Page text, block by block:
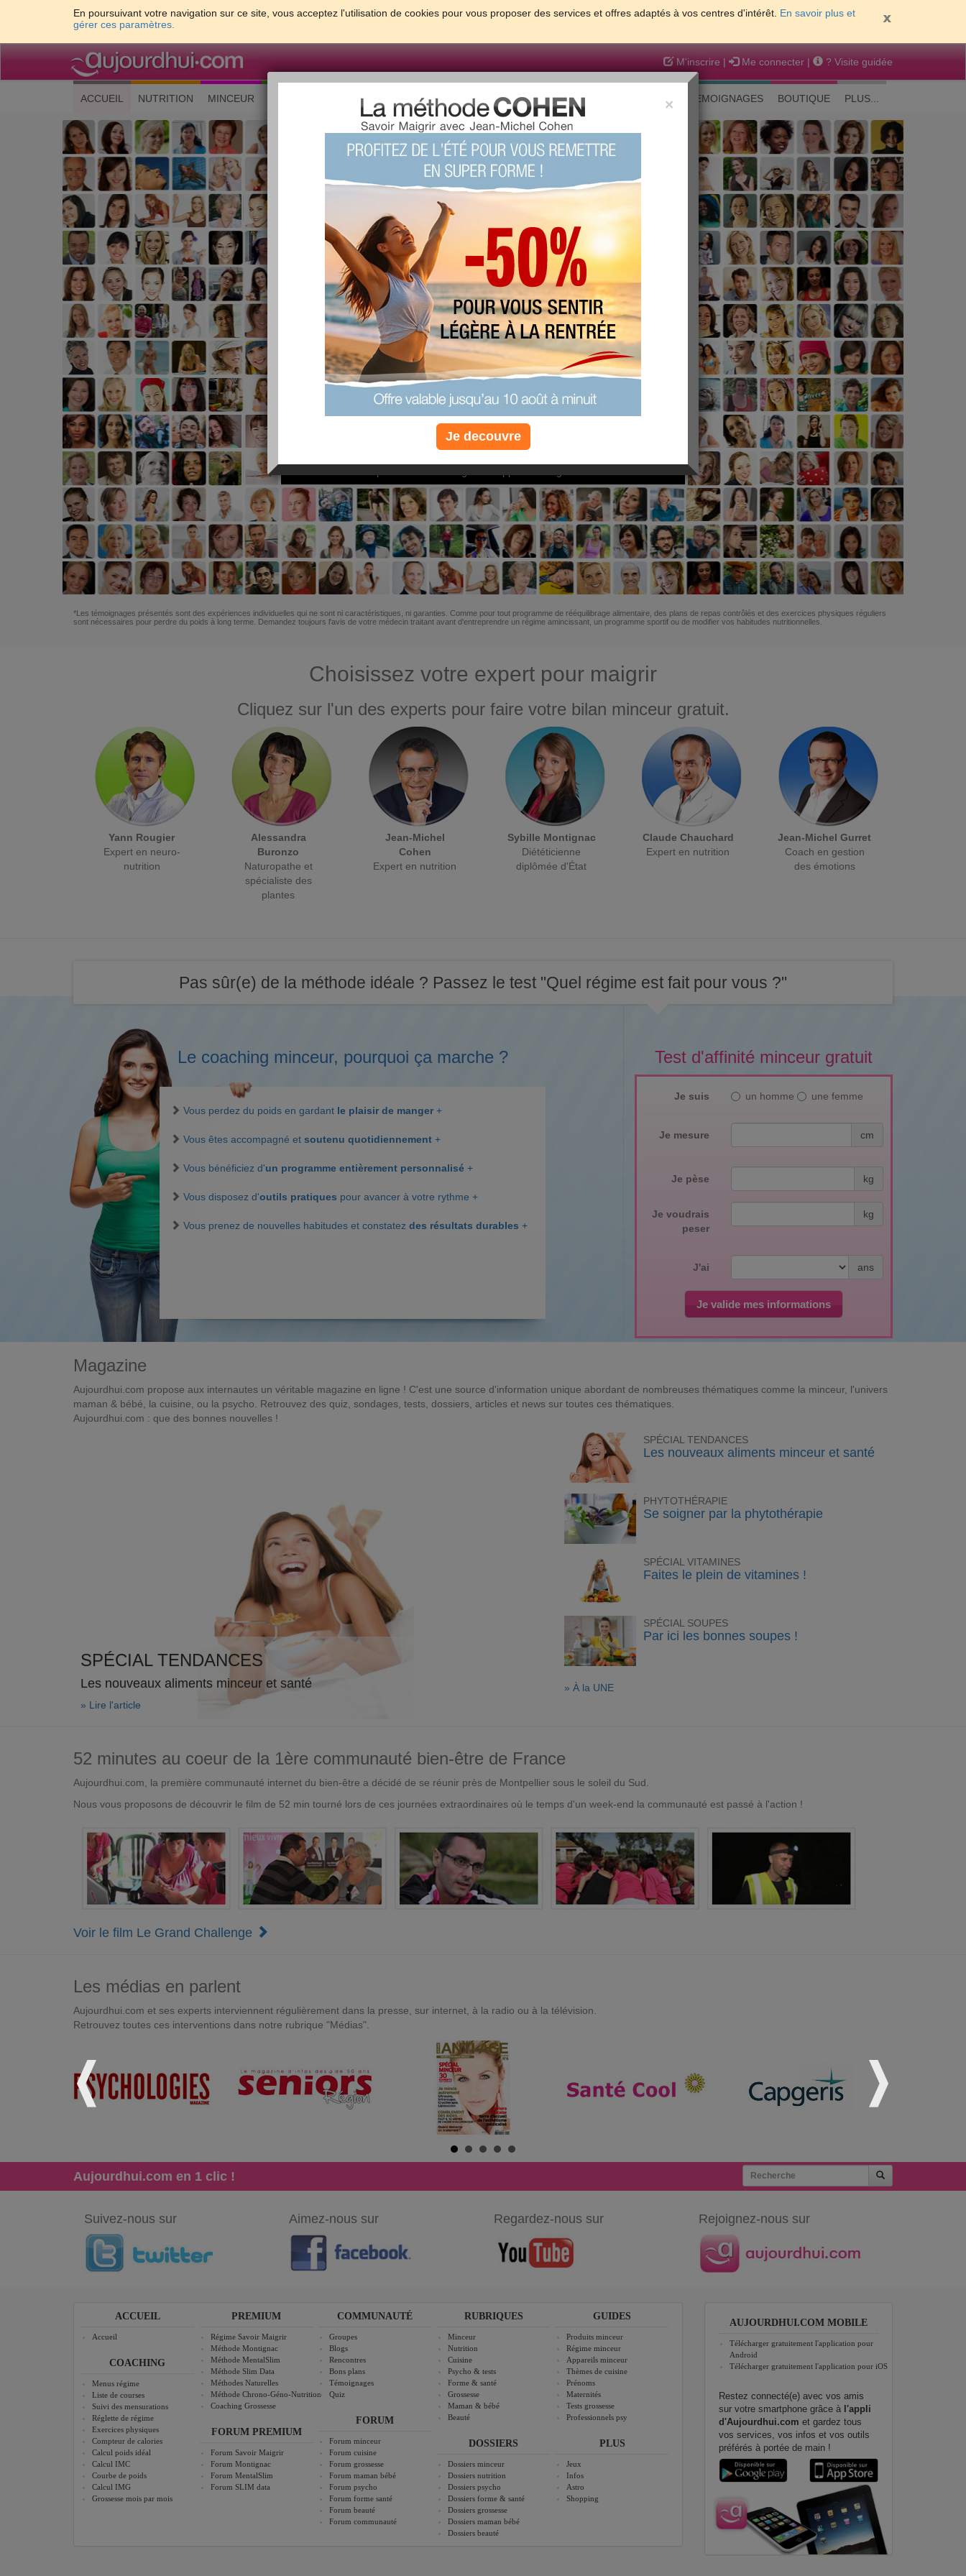
En poursuivant votre navigation sur ce site, vous acceptez l'utilisation de cookies pour vous proposer des services et offres adaptés à vos centres d'intérêt. En savoir plus et
gérer ces paramètres.
M'inscrire | Me connecter | ? Visite guidée
ACCUEIL (current)
NUTRITION MINCEUR FORME & SANTE PSYCHO & TESTS GROSSESSE & BEBE TEMOIGNAGES BOUTIQUE PLUS...
Les meilleures solutions pour maigrir et être bien dans sa peau
PLUS
EFFICACE
PLUS
SANTÉ
PLUS
COACHING
Non, je préfère le régime gratuit
*Les témoignages présentés sont des expériences individuelles qui ne sont ni caractéristiques, ni garanties. Comme pour tout programme de rééquilibrage alimentaire, des plans de repas contrôlés et des exercices physiques réguliers
sont nécessaires pour perdre du poids à long terme. Demandez toujours l'avis de votre médecin traitant avant d'entreprendre un régime amincissant, un programme sportif ou de modifier vos habitudes nutritionnelles.
Choisissez votre expert pour maigrir
Cliquez sur l'un des experts pour faire votre bilan minceur gratuit.
Yann Rougier
Expert en neuro-
nutrition
Alessandra
Buronzo
Naturopathe et
spécialiste des
plantes
Jean-Michel
Cohen
Expert en nutrition
Sybille Montignac
Diététicienne
diplômée d'État
Claude Chauchard
Expert en nutrition
Jean-Michel Gurret
Coach en gestion
des émotions
Pas sûr(e) de la méthode idéale ? Passez le test "Quel régime est fait pour vous ?"
Test d'affinité minceur gratuit
Je suis un homme une femme
Je mesure cm
Je pèse kg
Je voudrais
peser
kg
J'ai ans
Je valide mes informations
Le coaching minceur, pourquoi ça marche ?
Vous perdez du poids en gardant le plaisir de manger +
Vous êtes accompagné et soutenu quotidiennement +
Vous bénéficiez d'un programme entièrement personnalisé +
Vous disposez d'outils pratiques pour avancer à votre rythme +
Vous prenez de nouvelles habitudes et constatez des résultats durables +
Magazine
Aujourdhui.com propose aux internautes un véritable magazine en ligne ! C'est une source d'information unique abordant de nombreuses thématiques comme la minceur, l'univers
maman & bébé, la cuisine, ou la psycho. Retrouvez des quiz, sondages, tests, dossiers, articles et news sur toutes ces thématiques.
Aujourdhui.com : que des bonnes nouvelles !
SPÉCIAL TENDANCES
Les nouveaux aliments minceur et santé
» Lire l'article
SPÉCIAL TENDANCES
Les nouveaux aliments minceur et santé
PHYTOTHÉRAPIE
Se soigner par la phytothérapie
SPÉCIAL VITAMINES
Faites le plein de vitamines !
SPÉCIAL SOUPES
Par ici les bonnes soupes !
» À la UNE
52 minutes au coeur de la 1ère communauté bien-être de France
Aujourdhui.com, la première communauté internet du bien-être a décidé de se réunir près de Montpellier sous le soleil du Sud.
Nous vous proposons de découvrir le film de 52 min tourné lors de ces journées extraordinaires où le temps d'un week-end la communauté est passé à l'action !
Voir le film Le Grand Challenge
Les médias en parlent
Aujourdhui.com et ses experts interviennent régulièrement dans la presse, sur internet, à la radio ou à la télévision.
Retrouvez toutes ces interventions dans notre rubrique "Médias".
Aujourdhui.com en 1 clic !
Suivez-nous sur Aimez-nous sur Regardez-nous sur Rejoignez-nous sur
ACCUEIL
Accueil
COACHING
Menus régime
Liste de courses
Suivi des mensurations
Réglette de régime
Exercices physiques
Compteur de calories
Calcul poids idéal
Calcul IMC
Courbe de poids
Calcul IMG
Grossesse mois par mois
PREMIUM
Régime Savoir Maigrir
Méthode Montignac
Méthode MentalSlim
Méthode Slim Data
Méthodes Naturelles
Méthode Chrono-Géno-Nutrition
Coaching Grossesse
FORUM PREMIUM
Forum Savoir Maigrir
Forum Montignac
Forum MentalSlim
Forum SLIM data
COMMUNAUTÉ
Groupes
Blogs
Rencontres
Bons plans
Témoignages
Quiz
FORUM
Forum minceur
Forum cuisine
Forum grossesse
Forum maman bébé
Forum psycho
Forum forme santé
Forum beauté
Forum communauté
RUBRIQUES
Minceur
Nutrition
Cuisine
Psycho & tests
Forme & santé
Grossesse
Maman & bébé
Beauté
DOSSIERS
Dossiers minceur
Dossiers nutrition
Dossiers psycho
Dossiers forme & santé
Dossiers grossesse
Dossiers maman bébé
Dossiers beauté
GUIDES
Produits minceur
Régime minceur
Appareils minceur
Thèmes de cuisine
Prénoms
Maternités
Tests grossesse
Professionnels psy
PLUS
Jeux
Infos
Astro
Shopping
AUJOURDHUI.COM MOBILE
Télécharger gratuitement l'application pour
Android
Télécharger gratuitement l'application pour iOS
Restez connecté(e) avec vos amis
sur votre smartphone grâce à l'appli
d'Aujourdhui.com et gardez tous
vos services, vos infos et vos outils
préférés à portée de main !
×
Je decouvre